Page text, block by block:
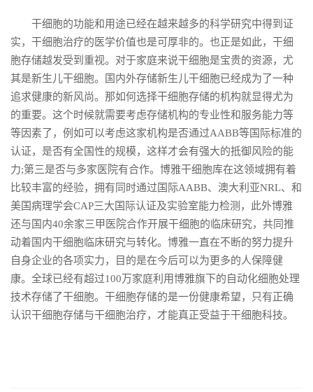
干细胞的功能和用途已经在越来越多的科学研究中得到证
实，干细胞治疗的医学价值也是可厚非的。也正是如此，干细
胞存储越发受到重视。对于家庭来说干细胞是宝贵的资源，尤
其是新生儿干细胞。国内外存储新生儿干细胞已经成为了一种
追求健康的新风尚。那如何选择干细胞存储的机构就显得尤为
的重要。这个时候就需要考虑存储机构的专业性和服务能力等
等因素了，例如可以考虑这家机构是否通过AABB等国际标准的
认证，是否有全国性的规模，这样才会有强大的抵御风险的能
力;第三是否与多家医院有合作。博雅干细胞库在这领域拥有着
比较丰富的经验，拥有同时通过国际AABB、澳大利亚NRL、和
美国病理学会CAP三大国际认证及实验室能力检测，此外博雅
还与国内40余家三甲医院合作开展干细胞的临床研究，共同推
动着国内干细胞临床研究与转化。博雅一直在不断的努力提升
自身企业的各项实力，目的是在今后可以为更多的人保障健
康。全球已经有超过100万家庭利用博雅旗下的自动化细胞处理
技术存储了干细胞。干细胞存储的是一份健康希望，只有正确
认识干细胞存储与干细胞治疗，才能真正受益于干细胞科技。